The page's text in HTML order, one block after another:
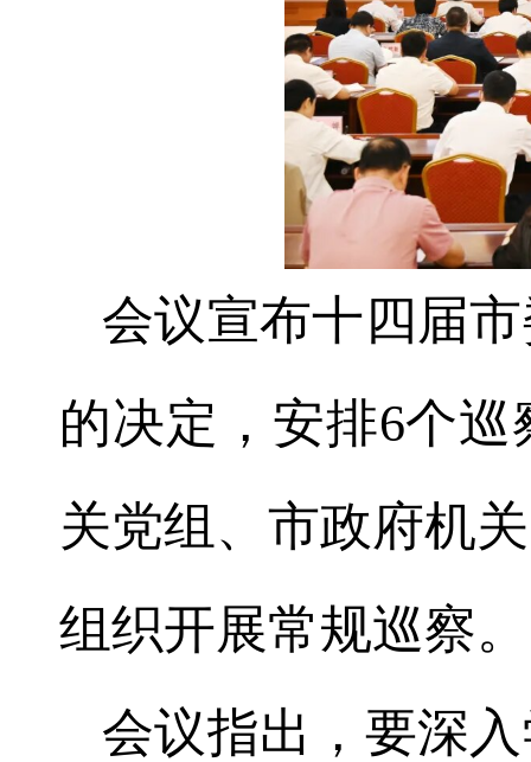
会议宣布十四届
的决定，安排6个
关党组、市政府机
组织开展常规巡察。
会议指出，要深